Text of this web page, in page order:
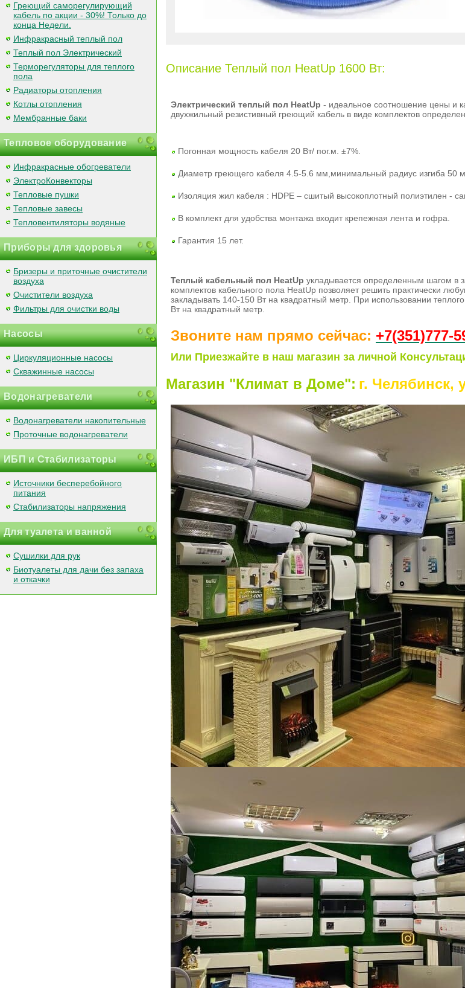
Греющий саморегулирующий
кабель по акции - 30%! Только до
конца Недели.
Инфракрасный теплый пол
Теплый пол Электрический
Терморегуляторы для теплого
пола
Радиаторы отопления
Котлы отопления
Мембранные баки
Тепловое оборудование
Инфракрасные обогреватели
ЭлектроКонвекторы
Тепловые пушки
Тепловые завесы
Тепловентиляторы водяные
Приборы для здоровья
Бризеры и приточные очистители
воздуха
Очистители воздуха
Фильтры для очистки воды
Насосы
Циркуляционные насосы
Скважинные насосы
Водонагреватели
Водонагреватели накопительные
Проточные водонагреватели
ИБП и Стабилизаторы
Источники бесперебойного
питания
Стабилизаторы напряжения
Для туалета и ванной
Сушилки для рук
Биотуалеты для дачи без запаха
и откачки
Описание Теплый пол HeatUp 1600 Вт:
Электрический теплый пол HeatUp - идеальное соотношение цены и
двухжильный резистивный греющий кабель в виде комплектов
Погонная мощность кабеля 20 Вт/ пог.м. ±7%.
Диаметр греющего кабеля 4.5-5.6 мм,минимальный радиус изгиба 50
Изоляция жил кабеля : HDPE – сшитый высокоплотный полиэтилен -
В комплект для удобства монтажа входит крепежная лента и гофра.
Гарантия 15 лет.
Теплый кабельный пол HeatUp укладывается определенным шагом в
комплектов кабельного пола HeatUp позволяет решить практически
закладывать 140-150 Вт на квадратный метр. При использовании
Вт на квадратный метр.
Звоните нам прямо сейчас: +7(351)777-
Или Приезжайте в наш магазин за личной
Магазин "Климат в Доме": г. Челябинск,